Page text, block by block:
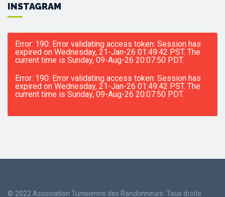
INSTAGRAM
Error: 190: Error validating access token: Session has
expired on Wednesday, 21-Jan-26 01:49:42 PST. The
current time is Sunday, 09-Aug-26 20:07:50 PDT.
Error: 190: Error validating access token: Session has
expired on Wednesday, 21-Jan-26 01:49:42 PST. The
current time is Sunday, 09-Aug-26 20:07:50 PDT.
© 2022 Association Tunisienne des Randonneurs. Tous droits